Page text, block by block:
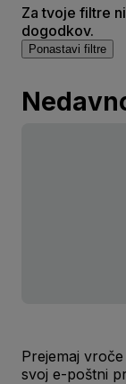
Za tvoje filtre
dogodkov.
Ponastavi filtre
Prejemaj
svoj e-poštni